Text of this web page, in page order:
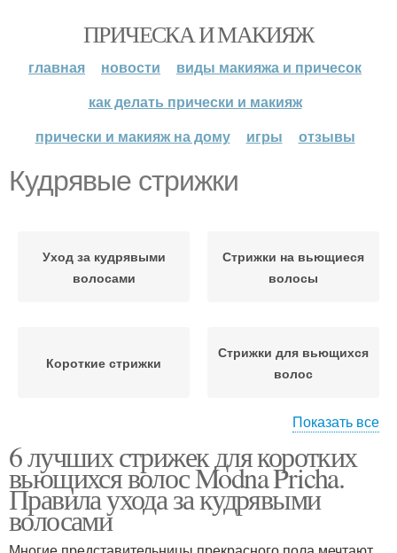
ПРИЧЕСКА И МАКИЯЖ
главная новости
виды макияжа и причесок
как делать прически и макияж
прически и макияж на дому
игры отзывы
Кудрявые стрижки
Уход за кудрявыми
волосами
Стрижки на вьющиеся
волосы
Короткие стрижки
Стрижки для вьющихся
волос
Стрижки для тонких и Длинные стрижки
Показать все
6 лучших стрижек для коротких
вьющихся волос Modna Pricha.
Правила ухода за кудрявыми
волосами